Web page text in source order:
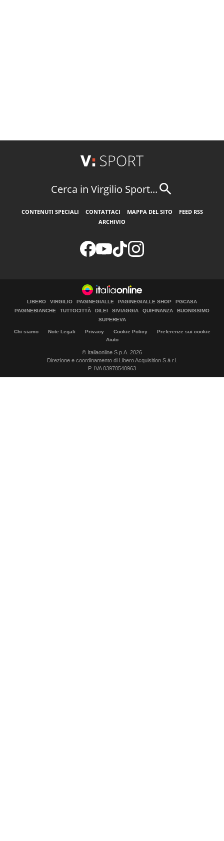
Cerca in Virgilio Sport...
CONTENUTI SPECIALI CONTATTACI MAPPA DEL SITO
FEED RSS
ARCHIVIO
LIBERO VIRGILIO PAGINEGIALLE PAGINEGIALLE SHOP
PGCASA
PAGINEBIANCHE
TUTTOCITTÀ DILEI SIVIAGGIA QUIFINANZA
BUONISSIMO
SUPEREVA
Chi siamo Note Legali Privacy Cookie Policy
Preferenze sui cookie
Aiuto
© Italiaonline S.p.A. 2026
Direzione e coordinamento di Libero Acquisition S.á r.l.
P. IVA 03970540963